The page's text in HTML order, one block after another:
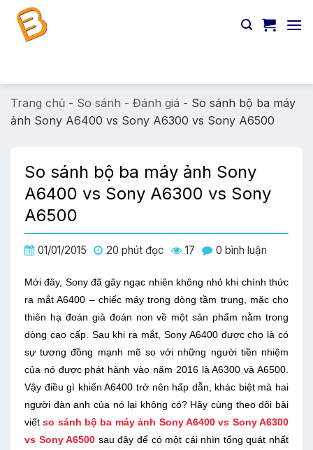
Chuyển
đến
Trang chủ - So sánh - Đánh giá - So sánh bộ ba máy
ảnh Sony A6400 vs Sony A6300 vs Sony A6500
So sánh bộ ba máy ảnh Sony
A6400 vs Sony A6300 vs Sony
A6500
01/01/2015 20 phút đọc 17 0 bình luận
Mới đây, Sony đã gây ngạc nhiên không nhỏ khi chính thức
ra mắt A6400 – chiếc máy trong dòng tầm trung, mặc cho
thiên hạ đoán già đoán non về một sản phẩm nằm trong
dòng cao cấp. Sau khi ra mắt, Sony A6400 được cho là có
sự tương đồng mạnh mẽ so với những người tiền nhiệm
của nó được phát hành vào năm 2016 là A6300 và A6500.
Vậy điều gì khiến A6400 trở nên hấp dẫn, khác biệt mà hai
người đàn anh của nó lại không có? Hãy cùng theo dõi bài
viếtso sánh bộ ba máy ảnh Sony A6400 vs Sony A6300
vs Sony A6500 sau đây để có một cái nhìn tổng quát nhất